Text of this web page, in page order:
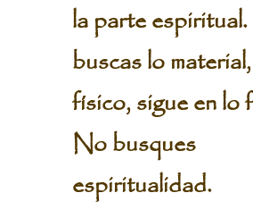
la parte
buscas lo
físico, sigue en lo
No busques
espiritualidad.